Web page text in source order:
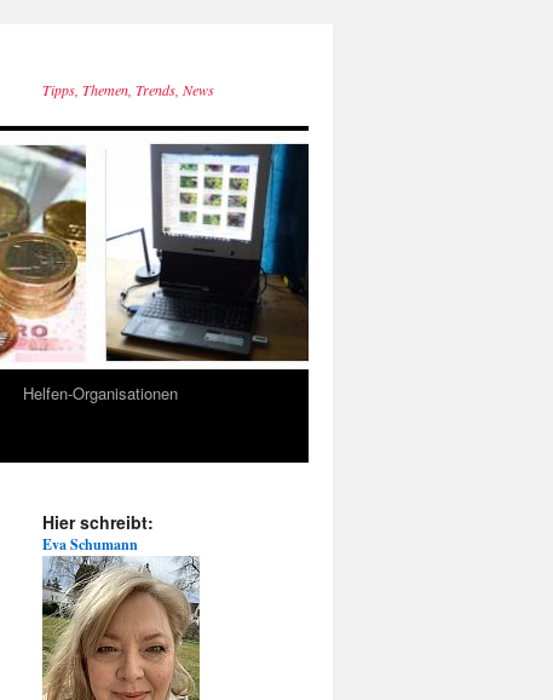
Tipps, Themen, Trends, News
Helfen-Organisationen
Hier schreibt:
Eva Schumann